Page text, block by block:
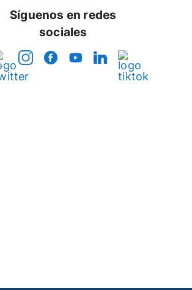
Síguenos en redes
sociales